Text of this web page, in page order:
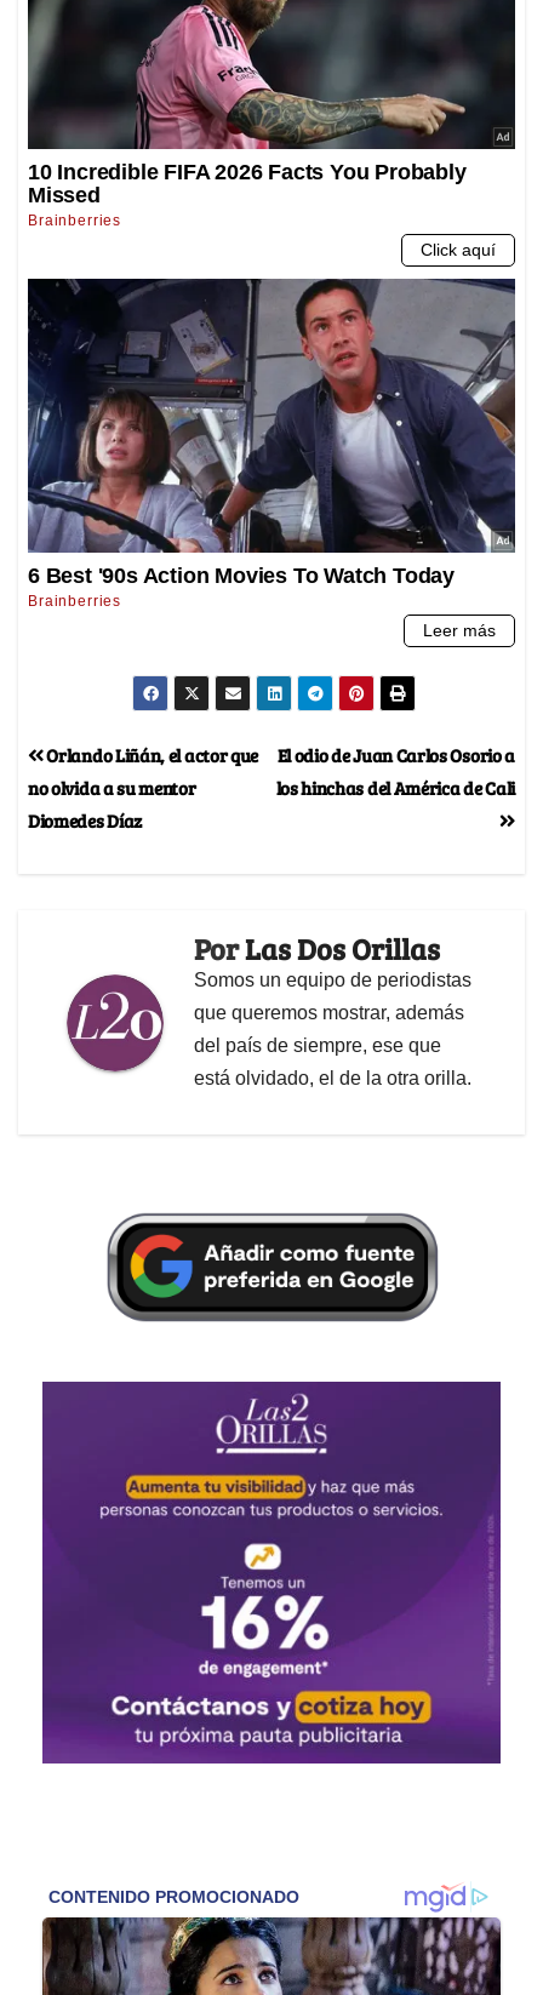
El odio de Juan Carlos Osorio a
los hinchas del América de Cali
Orlando Liñán, el actor que
no olvida a su mentor
Diomedes Díaz
PorLas Dos Orillas
Somos un equipo de periodistas
que queremos mostrar, además
del país de siempre, ese que
está olvidado, el de la otra orilla.